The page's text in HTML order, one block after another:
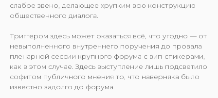
слабое звено, делающее хрупким всю конструкцию
общественного диалога.
Триггером здесь может оказаться всё, что угодно — от
невыполненного внутреннего поручения до провала
пленарной сессии крупного форума с вип-спикерами,
как в этом случае. Здесь выступление лишь подсветило
софитом публичного мнения то, что наверняка было
известно задолго до форума.